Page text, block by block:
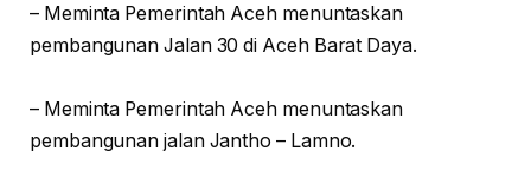
– Meminta Pemerintah Aceh menuntaskan
pembangunan Jalan 30 di Aceh Barat Daya.
– Meminta Pemerintah Aceh menuntaskan
pembangunan jalan Jantho – Lamno.